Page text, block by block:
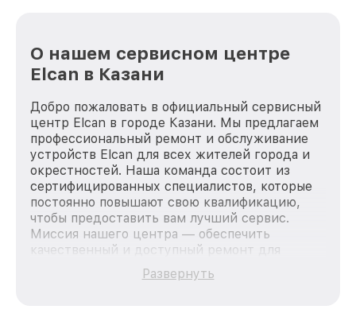
О нашем сервисном центре
Elcan в Казани
Добро пожаловать в официальный сервисный
центр Elcan в городе Казани. Мы предлагаем
профессиональный ремонт и обслуживание
устройств Elcan для всех жителей города и
окрестностей. Наша команда состоит из
сертифицированных специалистов, которые
постоянно повышают свою квалификацию,
чтобы предоставить вам лучший сервис.
Миссия нашего центра — обеспечить
качественный и доступный ремонт для
каждого пользователя продукции Elcan, вне
зависимости от сложности поломки. Мы
Развернуть